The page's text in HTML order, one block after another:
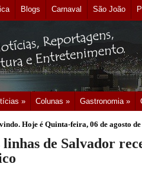
Blogs Carnaval São João
» Colunas » Gastronomia »
Hoje é Quinta-feira, 06 de agosto
linhas de Salvador